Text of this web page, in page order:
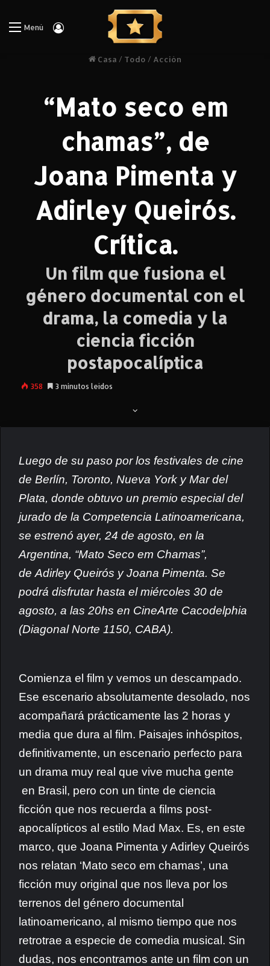
Menú Iniciar Sesión
Casa / Todo / Acción
“Mato seco em
chamas”, de
Joana Pimenta y
Adirley Queirós.
Crítica.
Un film que fusiona el
género documental con el
drama, la comedia y la
ciencia ficción
postapocalíptica
358 3 minutos leídos
Luego de su paso por los festivales de cine
de Berlín, Toronto, Nueva York y Mar del
Plata, donde obtuvo un premio especial del
jurado de la Competencia Latinoamericana,
se estrenó ayer, 24 de agosto, en la
Argentina, “Mato Seco em Chamas”,
de Adirley Queirós y Joana Pimenta. Se
podrá disfrutar hasta el miércoles 30 de
agosto, a las 20hs en CineArte Cacodelphia
(Diagonal Norte 1150, CABA).
Comienza el film y vemos un descampado.
Ese escenario absolutamente desolado, nos
acompañará prácticamente las 2 horas y
media que dura al film. Paisajes inhóspitos,
definitivamente, un escenario perfecto para
un drama muy real que vive mucha gente
en Brasil, pero con un tinte de ciencia
ficción que nos recuerda a films post-
apocalípticos al estilo Mad Max. Es, en este
marco, que Joana Pimenta y Adirley Queirós
nos relatan ‘Mato seco em chamas’, una
ficción muy original que nos lleva por los
terrenos del género documental
latinoamericano, al mismo tiempo que nos
retrotrae a especie de comedia musical. Sin
dudas, nos encontramos ante un film con un